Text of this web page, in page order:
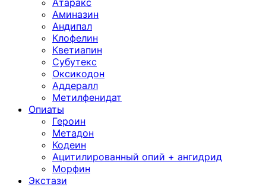
Атаракс
Аминазин
Андипал
Клофелин
Кветиапин
Субутекс
Оксикодон
Аддералл
Метилфенидат
Опиаты
Героин
Метадон
Кодеин
Ацитилированный опий + ангидрид
Морфин
Экстази